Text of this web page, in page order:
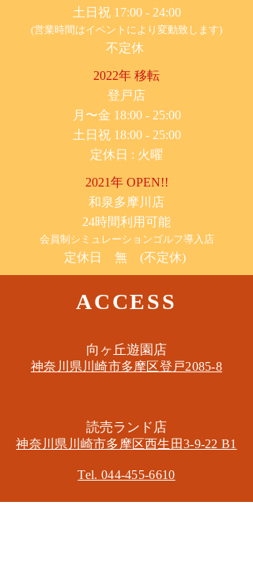
土日祝 17:00 - 24:00
(営業時間はイベントにより変動致します)
不定休
2022年 移転
​登戸店
月〜金 18:00 - 25:00
土日祝 18:00 - 25:00
​定休日 : 火曜
2021年 OPEN!!
​和泉多摩川店
24時間利用可能
​会員制シミュレーションゴルフ導入店
定休日 無 (不定休)
ACCESS
​向ヶ丘遊園店
神奈川県川崎市多摩区​登戸2085-8
​読売ランド店
神奈川県川崎市多摩区​西生田3-9-22 B1
Tel. 044-455-6610